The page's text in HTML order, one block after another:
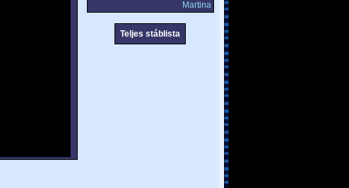
Martina
Teljes stáblista